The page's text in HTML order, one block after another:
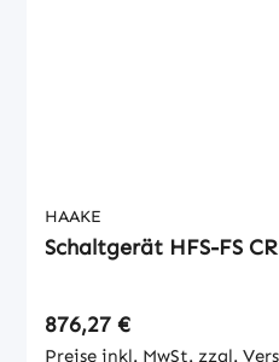
HAAKE
Schaltgerät HFS-FS CR
Regulärer Preis:
876,27 €
Preise inkl. MwSt. zzgl.